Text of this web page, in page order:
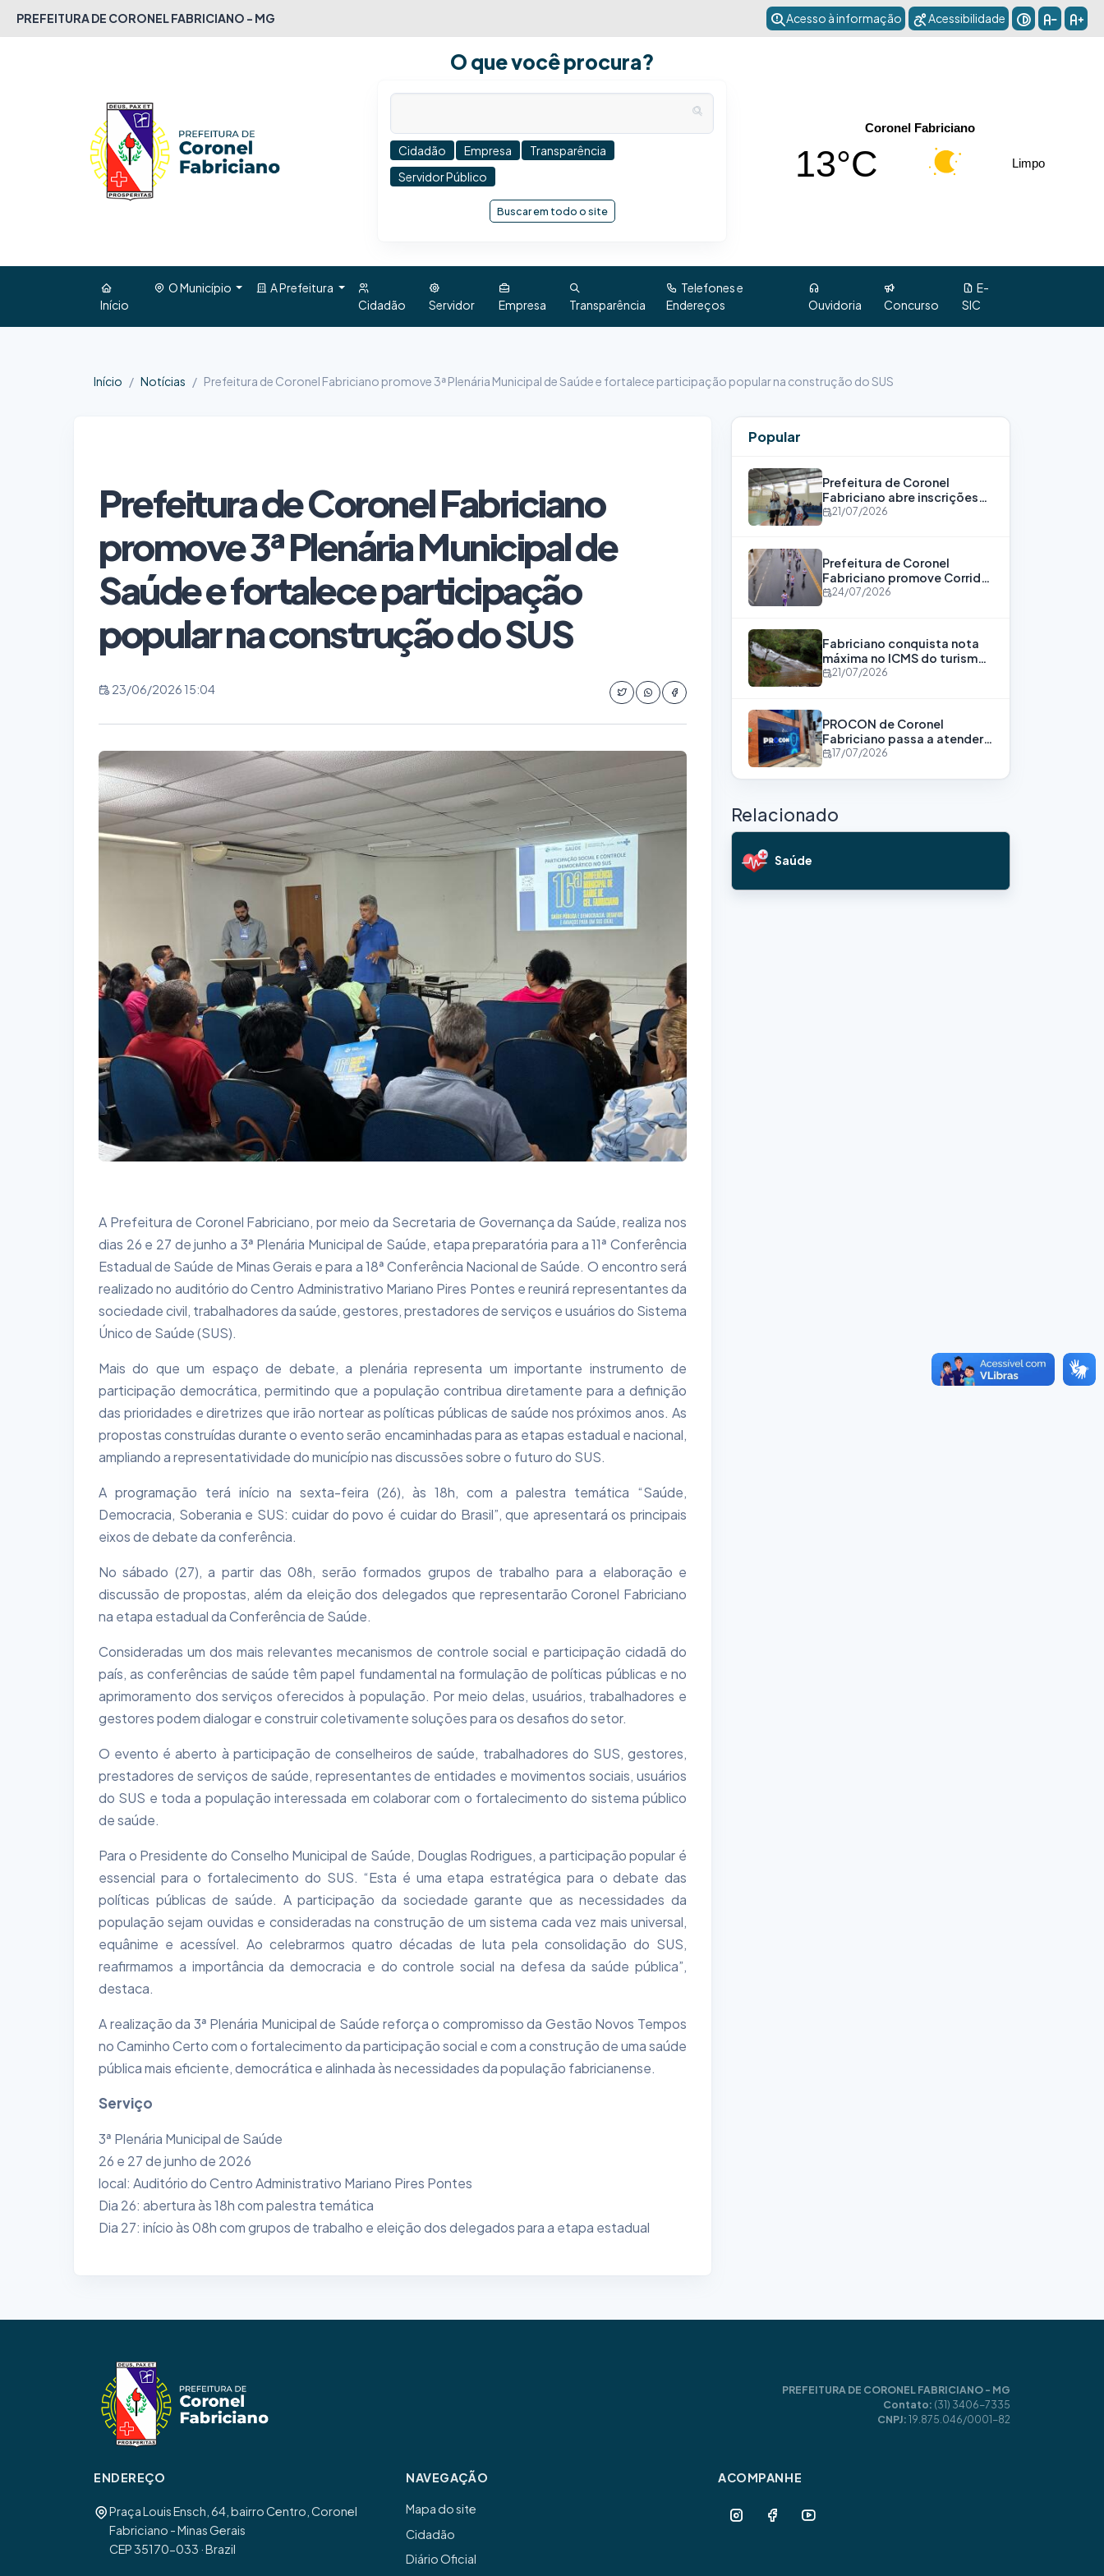
PREFEITURA DE CORONEL FABRICIANO - MG Acesso à informação Acessibilidade
O que você procura?
Cidadão Empresa
Transparência
Servidor Público
Buscar em todo o site
Coronel Fabriciano
13°C Limpo
Início
O Município
A Prefeitura
Cidadão
Servidor Empresa Transparência
Telefones e
Endereços
Ouvidoria Concurso
E-
SIC
Início Notícias Prefeitura de Coronel Fabriciano promove 3ª Plenária Municipal de Saúde e fortalece participação popular na construção do SUS
Prefeitura de Coronel Fabriciano
promove 3ª Plenária Municipal de
Saúde e fortalece participação
popular na construção do SUS
23/06/2026 15:04
A Prefeitura de Coronel Fabriciano, por meio da Secretaria de Governança da Saúde, realiza nos
dias 26 e 27 de junho a 3ª Plenária Municipal de Saúde, etapa preparatória para a 11ª Conferência
Estadual de Saúde de Minas Gerais e para a 18ª Conferência Nacional de Saúde. O encontro será
realizado no auditório do Centro Administrativo Mariano Pires Pontes e reunirá representantes da
sociedade civil, trabalhadores da saúde, gestores, prestadores de serviços e usuários do Sistema
Único de Saúde (SUS).
Mais do que um espaço de debate, a plenária representa um importante instrumento de
participação democrática, permitindo que a população contribua diretamente para a definição
das prioridades e diretrizes que irão nortear as políticas públicas de saúde nos próximos anos. As
propostas construídas durante o evento serão encaminhadas para as etapas estadual e nacional,
ampliando a representatividade do município nas discussões sobre o futuro do SUS.
A programação terá início na sexta-feira (26), às 18h, com a palestra temática “Saúde,
Democracia, Soberania e SUS: cuidar do povo é cuidar do Brasil”, que apresentará os principais
eixos de debate da conferência.
No sábado (27), a partir das 08h, serão formados grupos de trabalho para a elaboração e
discussão de propostas, além da eleição dos delegados que representarão Coronel Fabriciano
na etapa estadual da Conferência de Saúde.
Consideradas um dos mais relevantes mecanismos de controle social e participação cidadã do
país, as conferências de saúde têm papel fundamental na formulação de políticas públicas e no
aprimoramento dos serviços oferecidos à população. Por meio delas, usuários, trabalhadores e
gestores podem dialogar e construir coletivamente soluções para os desafios do setor.
O evento é aberto à participação de conselheiros de saúde, trabalhadores do SUS, gestores,
prestadores de serviços de saúde, representantes de entidades e movimentos sociais, usuários
do SUS e toda a população interessada em colaborar com o fortalecimento do sistema público
de saúde.
Para o Presidente do Conselho Municipal de Saúde, Douglas Rodrigues, a participação popular é
essencial para o fortalecimento do SUS. “Esta é uma etapa estratégica para o debate das
políticas públicas de saúde. A participação da sociedade garante que as necessidades da
população sejam ouvidas e consideradas na construção de um sistema cada vez mais universal,
equânime e acessível. Ao celebrarmos quatro décadas de luta pela consolidação do SUS,
reafirmamos a importância da democracia e do controle social na defesa da saúde pública”,
destaca.
A realização da 3ª Plenária Municipal de Saúde reforça o compromisso da Gestão Novos Tempos
no Caminho Certo com o fortalecimento da participação social e com a construção de uma saúde
pública mais eficiente, democrática e alinhada às necessidades da população fabricianense.
Serviço
3ª Plenária Municipal de Saúde
26 e 27 de junho de 2026
local: Auditório do Centro Administrativo Mariano Pires Pontes
Dia 26: abertura às 18h com palestra temática
Dia 27: início às 08h com grupos de trabalho e eleição dos delegados para a etapa estadual
Popular
Prefeitura de Coronel
Fabriciano abre inscrições
para o Programa Bolsa
21/07/2026
Prefeitura de Coronel
Fabriciano promove Corrida
“Corra Por Elas” para
24/07/2026
Fabriciano conquista nota
máxima no ICMS do turismo
pelo nono consecutivo
21/07/2026
PROCON de Coronel
Fabriciano passa a atender
em novo endereço
17/07/2026
Relacionado
Saúde
PREFEITURA DE CORONEL FABRICIANO - MG
Contato: (31) 3406-7335
CNPJ:19.875.046/0001-82
ENDEREÇO
Praça Louis Ensch, 64, bairro Centro, Coronel
Fabriciano - Minas Gerais
CEP 35170-033 · Brazil
NAVEGAÇÃO
Mapa do site
Cidadão
Diário Oficial
ACOMPANHE